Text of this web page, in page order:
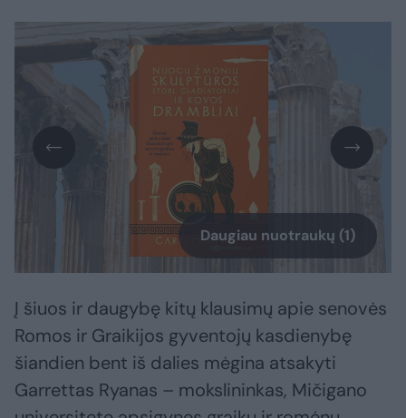
Daugiau nuotraukų (1)
Į šiuos ir daugybę kitų klausimų apie senovės
Romos ir Graikijos gyventojų kasdienybę
šiandien bent iš dalies mėgina atsakyti
Garrettas Ryanas – mokslininkas, Mičigano